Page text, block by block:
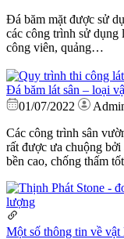
Đá băm mặt được sử
các công trình sử dụng
công viên, quảng…
Đá băm lát sân – loại
01/07/2022
Các công trình sân
rất được ưa chuộng
bền cao, chống thấm
Một số thông tin về vật